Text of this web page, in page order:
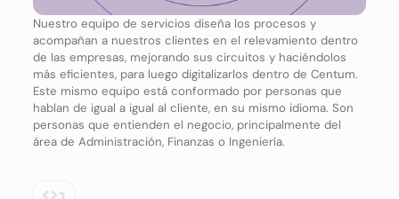
Nuestro equipo de servicios diseña los procesos y
acompañan a nuestros clientes en el relevamiento dentro
de las empresas, mejorando sus circuitos y haciéndolos
más eficientes, para luego digitalizarlos dentro de Centum.
Este mismo equipo está conformado por personas que
hablan de igual a igual al cliente, en su mismo idioma. Son
personas que entienden el negocio, principalmente del
área de Administración, Finanzas o Ingeniería.